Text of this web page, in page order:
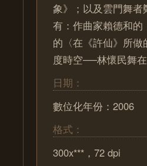
象》；以及雲門舞
有：作曲家賴德和
的〈在《許仙》所
度時空──林懷民舞
日期：
數位化年份：2006
格式：
300x***，72 dpi